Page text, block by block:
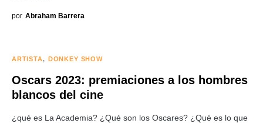
por Abraham Barrera
ARTISTA DONKEY SHOW
Oscars 2023: premiaciones a los hombres
blancos del cine
¿qué es La Academia? ¿Qué son los Oscares? ¿Qué es lo que